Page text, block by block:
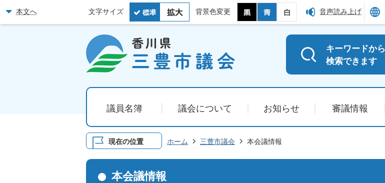
本文へ 文字サイズ 背景色変更 音声読み上げ
キーワードから
検索できます
議員名簿 議会について お知らせ 審議情報
現在の位置 ホーム 三豊市議会 本会議情報
本会議情報